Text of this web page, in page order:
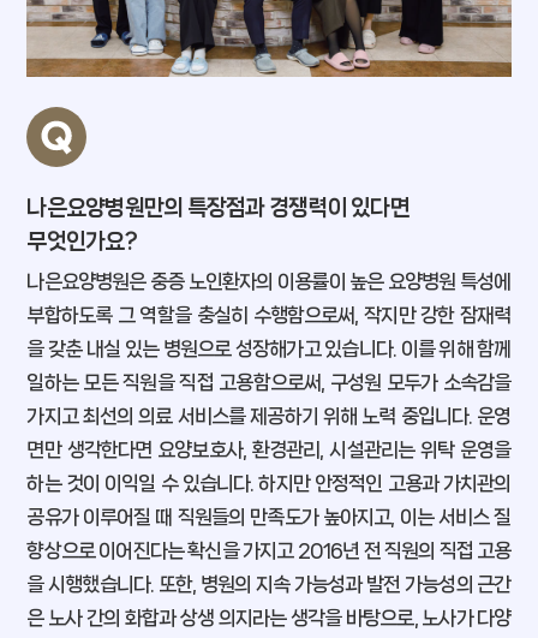
나은요양병원만의 특장점과 경쟁력이 있다면
무엇인가요?
나은요양병원은 중증 노인환자의 이용률이 높은 요양병원 특성에
부합하도록 그 역할을 충실히 수행함으로써, 작지만 강한 잠재력
을 갖춘 내실 있는 병원으로 성장해가고 있습니다. 이를 위해 함께
일하는 모든 직원을 직접 고용함으로써, 구성원 모두가 소속감을
가지고 최선의 의료 서비스를 제공하기 위해 노력 중입니다. 운영
면만 생각한다면 요양보호사, 환경관리, 시설관리는 위탁 운영을
하는 것이 이익일 수 있습니다. 하지만 안정적인 고용과 가치관의
공유가 이루어질 때 직원들의 만족도가 높아지고, 이는 서비스 질
향상으로 이어진다는 확신을 가지고 2016년 전 직원의 직접 고용
을 시행했습니다. 또한, 병원의 지속 가능성과 발전 가능성의 근간
은 노사 간의 화합과 상생 의지라는 생각을 바탕으로, 노사가 다양